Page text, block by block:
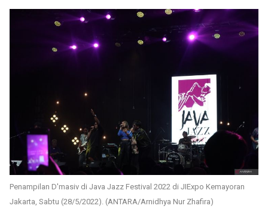
Penampilan D'masiv di Java Jazz Festival 2022 di JIExpo Kemayoran
Jakarta, Sabtu (28/5/2022). (ANTARA/Arnidhya Nur Zhafira)